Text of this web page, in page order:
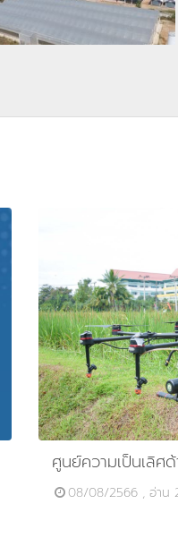
ศูนย์ความเป็นเลิศ
08/08/2566 , อ่าน